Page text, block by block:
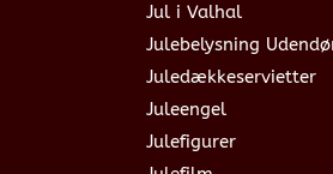
Jul i Valhal
Julebelysning
Juledækkeservietter
Juleengel
Julefigurer